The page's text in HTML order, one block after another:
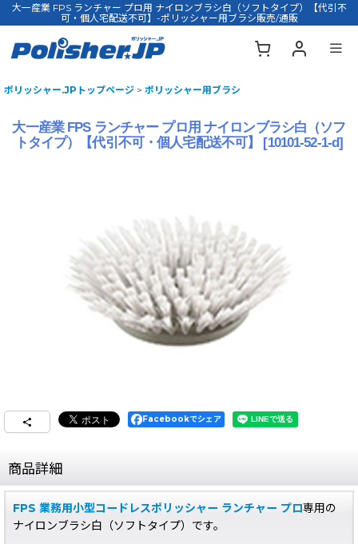
大一産業 FPS ランチャー プロ用 ナイロンブラシ白（ソフトタイプ）【代引不
可・個人宅配送不可】-ポリッシャー用ブラシ販売/通販
ポリッシャー.JPトップページ > ポリッシャー用ブラシ
大一産業 FPS ランチャー プロ用 ナイロンブラシ白（ソフ
トタイプ）【代引不可・個人宅配送不可】
[10101-52-1-d]
Facebookでシェア
商品詳細
FPS 業務用小型コードレスポリッシャー ランチャー プロ専用の
ナイロンブラシ白（ソフトタイプ）です。